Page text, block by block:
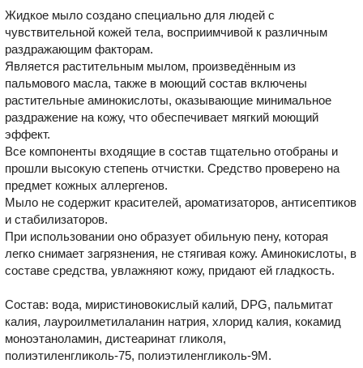
Жидкое мыло создано специально для людей с
чувствительной кожей тела, восприимчивой к различным
раздражающим факторам.
Является растительным мылом, произведённым из
пальмового масла, также в моющий состав включены
растительные аминокислоты, оказывающие минимальное
раздражение на кожу, что обеспечивает мягкий моющий
эффект.
Все компоненты входящие в состав тщательно отобраны и
прошли высокую степень отчистки. Средство проверено на
предмет кожных аллергенов.
Мыло не содержит красителей, ароматизаторов, антисептиков
и стабилизаторов.
При использовании оно образует обильную пену, которая
легко снимает загрязнения, не стягивая кожу. Аминокислоты, в
составе средства, увлажняют кожу, придают ей гладкость.
Состав: вода, миристиновокислый калий, DPG, пальмитат
калия, лауроилметилаланин натрия, хлорид калия, кокамид
моноэтаноламин, дистеаринат гликоля,
полиэтиленгликоль-75, полиэтиленгликоль-9М.